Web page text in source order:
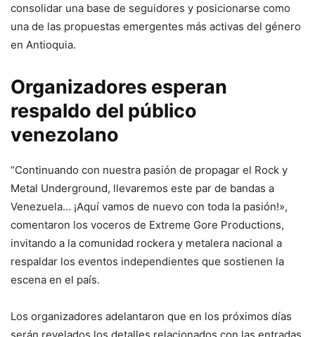
consolidar una base de seguidores y posicionarse como
una de las propuestas emergentes más activas del género
en Antioquia.
Organizadores esperan
respaldo del público
venezolano
“Continuando con nuestra pasión de propagar el Rock y
Metal Underground, llevaremos este par de bandas a
Venezuela… ¡Aquí vamos de nuevo con toda la pasión!»,
comentaron los voceros de Extreme Gore Productions,
invitando a la comunidad rockera y metalera nacional a
respaldar los eventos independientes que sostienen la
escena en el país.
Los organizadores adelantaron que en los próximos días
serán revelados los detalles relacionados con las entradas,